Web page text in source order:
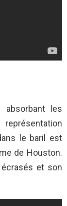
absorbant les
le baril est
de Houston.
et son